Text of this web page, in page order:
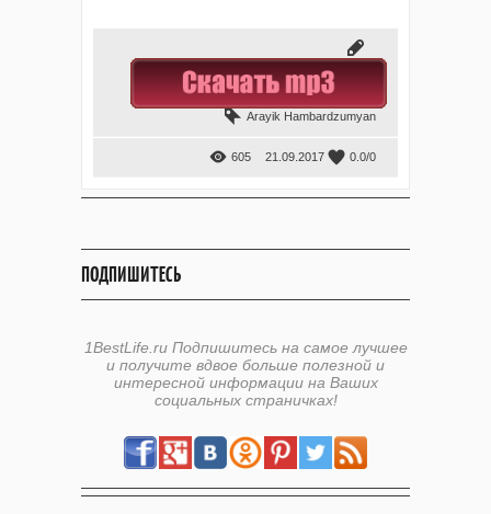
Arayik Hambardzumyan
605 21.09.2017 0.0/0
ПОДПИШИТЕСЬ
1BestLife.ru Подпишитесь на самое лучшее
и получите вдвое больше полезной и
интересной информации на Ваших
социальных страничках!